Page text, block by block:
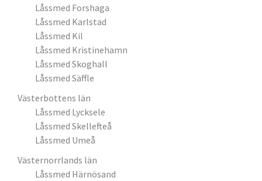
Låssmed Forshaga
Låssmed Karlstad
Låssmed Kil
Låssmed Kristinehamn
Låssmed Skoghall
Låssmed Säffle
Västerbottens län
Låssmed Lycksele
Låssmed Skellefteå
Låssmed Umeå
Västernorrlands län
Låssmed Härnösand